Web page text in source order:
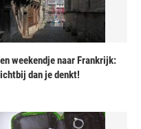
weekendje naar Frankrijk:
dan je denkt!